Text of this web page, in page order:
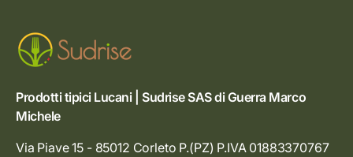
Prodotti tipici Lucani | Sudrise SAS di Guerra Marco
Michele
Via Piave 15 - 85012 Corleto P.(PZ) P.IVA 01883370767